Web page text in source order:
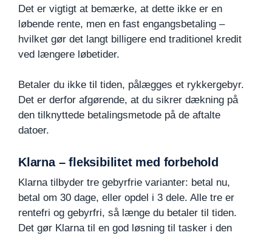
Det er vigtigt at bemærke, at dette ikke er en
løbende rente, men en fast engangsbetaling –
hvilket gør det langt billigere end traditionel kredit
ved længere løbetider.
Betaler du ikke til tiden, pålægges et rykkergebyr.
Det er derfor afgørende, at du sikrer dækning på
den tilknyttede betalingsmetode på de aftalte
datoer.
Klarna – fleksibilitet med forbehold
Klarna tilbyder tre gebyrfrie varianter: betal nu,
betal om 30 dage, eller opdel i 3 dele. Alle tre er
rentefri og gebyrfri, så længe du betaler til tiden.
Det gør Klarna til en god løsning til tasker i den